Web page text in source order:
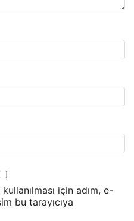
için adım, e-
bu tarayıcıya